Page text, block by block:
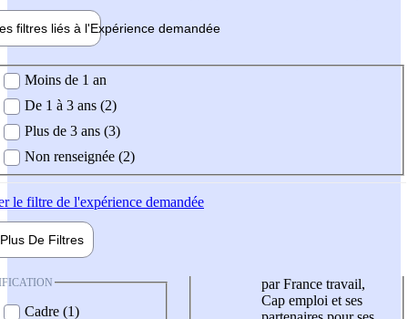
filtres liés à l'Expérience demandée
demandée
Moins de 1 an
De 1 à 3 ans (2)
Plus de 3 ans (3)
Non renseignée (2)
le filtre de l'expérience demandée
Plus De Filtres
Cadre (1)
par France travail,
Cap emploi et ses